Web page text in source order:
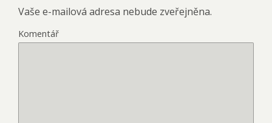
Vaše e-mailová adresa nebude zveřejněna.
Komentář